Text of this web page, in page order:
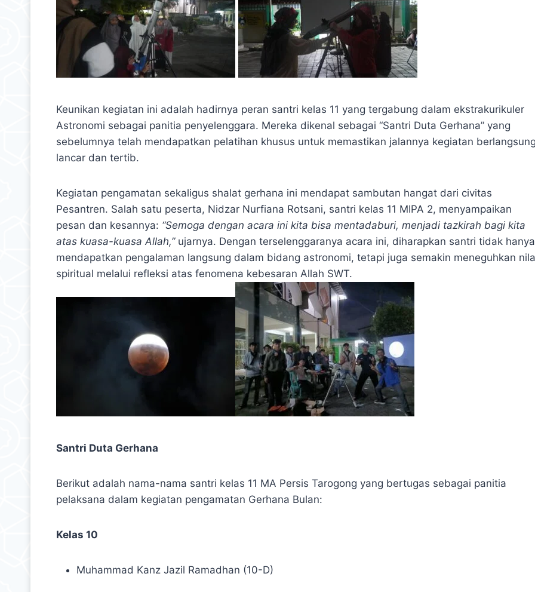
Keunikan kegiatan ini adalah hadirnya peran santri kelas 11 yang tergabung dalam ekstrakurikuler
Astronomi sebagai panitia penyelenggara. Mereka dikenal sebagai “Santri Duta Gerhana” yang
sebelumnya telah mendapatkan pelatihan khusus untuk memastikan jalannya kegiatan
lancar dan tertib.
Kegiatan pengamatan sekaligus shalat gerhana ini mendapat sambutan hangat dari civitas
Pesantren. Salah satu peserta, Nidzar Nurfiana Rotsani, santri kelas 11 MIPA 2, menyampaikan
pesan dan kesannya: “Semoga dengan acara ini kita bisa mentadaburi, menjadi tazkirah bagi kita
atas kuasa-kuasa Allah,”ujarnya. Dengan terselenggaranya acara ini, diharapkan santri tidak hanya
mendapatkan pengalaman langsung dalam bidang astronomi, tetapi juga semakin meneguhkan
spiritual melalui refleksi atas fenomena kebesaran Allah SWT.
Santri Duta Gerhana
Berikut adalah nama-nama santri kelas 11 MA Persis Tarogong yang bertugas sebagai panitia
pelaksana dalam kegiatan pengamatan Gerhana Bulan:
Kelas 10
Muhammad Kanz Jazil Ramadhan (10-D)